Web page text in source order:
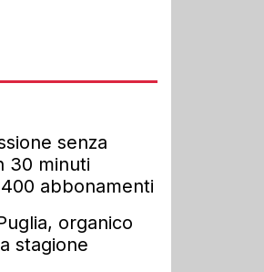
senza
30 minuti
abbonamenti
organico
stagione